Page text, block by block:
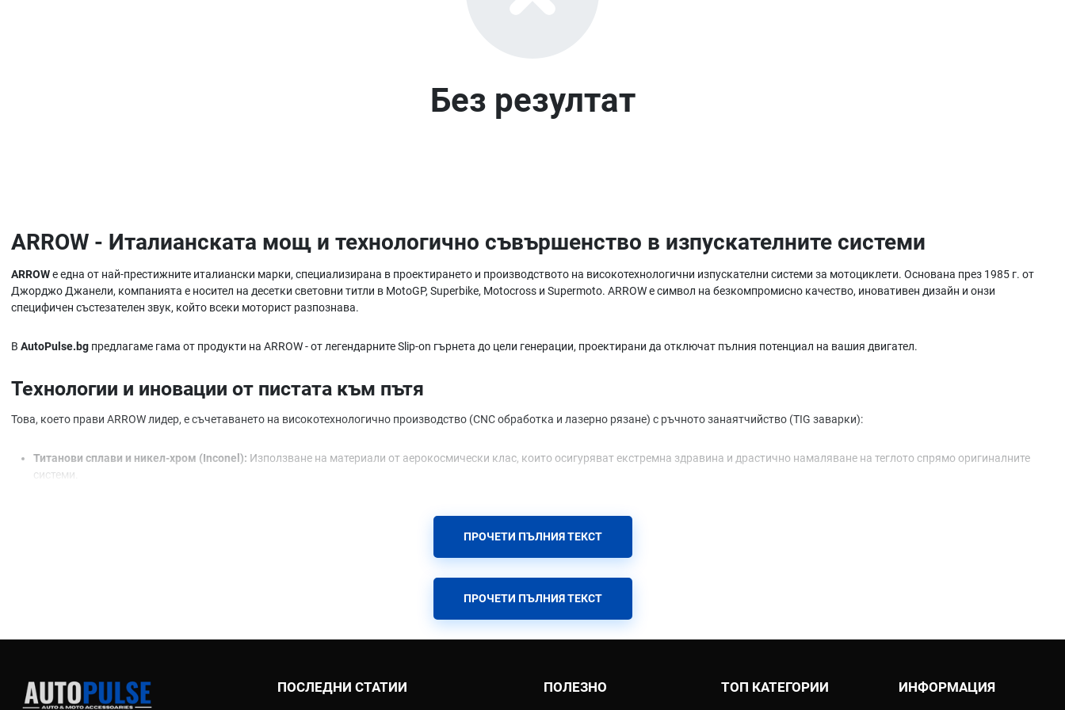
Без резултат
ARROW - Италианската мощ и технологично съвършенство в изпускателните системи
ARROWе една от най-престижните италиански марки, специализирана в проектирането и производството на високотехнологични изпускателни системи за мотоциклети. Основана през 1985 г. от
Джорджо Джанели, компанията е носител на десетки световни титли в MotoGP, Superbike, Motocross и Supermoto. ARROW е символ на безкомпромисно качество, иновативен дизайн и онзи
специфичен състезателен звук, който всеки моторист разпознава.
В AutoPulse.bg предлагаме гама от продукти на ARROW - от легендарните Slip-on гърнета до цели генерации, проектирани да отключат пълния потенциал на вашия двигател.
Технологии и иновации от пистата към пътя
Това, което прави ARROW лидер, е съчетаването на високотехнологично производство (CNC обработка и лазерно рязане) с ръчното занаятчийство (TIG заварки):
Титанови сплави и никел-хром (Inconel): Използване на материали от аерокосмически клас, които осигуряват екстремна здравина и драстично намаляване на теглото спрямо оригиналните
системи.
Проектирани за максималисти. Тези генерации заменят всичко от колектора до крайното гърне, осигурявайки най-доброто съотношение мощност-
пътища.
ПРОЧЕТИ ПЪЛНИЯ ТЕКСТ
ПРОЧЕТИ ПЪЛНИЯ ТЕКСТ
ПОСЛЕДНИ СТАТИИ ПОЛЕЗНО ТОП КАТЕГОРИИ ИНФОРМАЦИЯ